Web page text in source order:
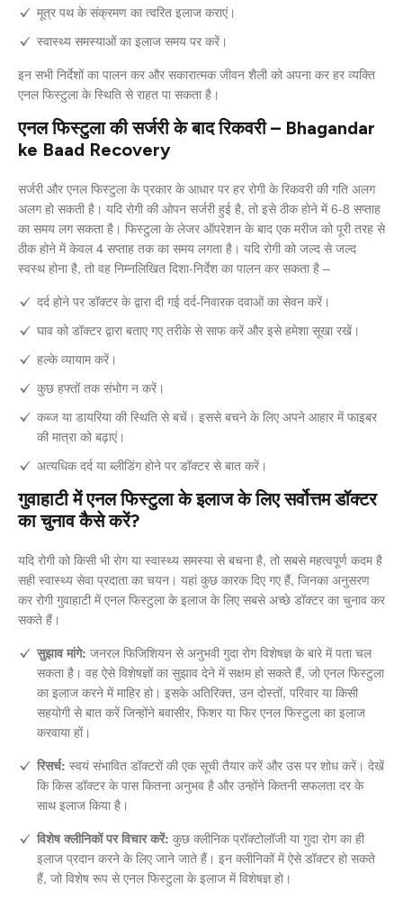
मूत्र पथ के संक्रमण का त्वरित इलाज कराएं।
स्वास्थ्य समस्याओं का इलाज समय पर करें।
इन सभी निर्देशों का पालन कर और सकारात्मक जीवन शैली को अपना कर हर व्यक्ति
एनल फिस्टुला के स्थिति से राहत पा सकता है।
एनल फिस्टुला की सर्जरी के बाद रिकवरी – Bhagandar
ke Baad Recovery
सर्जरी और एनल फिस्टुला के प्रकार के आधार पर हर रोगी के रिकवरी की गति अलग
अलग हो सकती है। यदि रोगी की ओपन सर्जरी हुई है, तो इसे ठीक होने में 6-8 सप्ताह
का समय लग सकता है। फिस्टुला के लेजर ऑपरेशन के बाद एक मरीज को पूरी तरह से
ठीक होने में केवल 4 सप्ताह तक का समय लगता है। यदि रोगी को जल्द से जल्द
स्वस्थ होना है, तो वह निम्नलिखित दिशा-निर्देश का पालन कर सकता है –
दर्द होने पर डॉक्टर के द्वारा दी गई दर्द-निवारक दवाओं का सेवन करें।
घाव को डॉक्टर द्वारा बताए गए तरीके से साफ करें और इसे हमेशा सूखा रखें।
हल्के व्यायाम करें।
कुछ हफ्तों तक संभोग न करें।
कब्ज या डायरिया की स्थिति से बचें। इससे बचने के लिए अपने आहार में फाइबर
की मात्रा को बढ़ाएं।
अत्यधिक दर्द या ब्लीडिंग होने पर डॉक्टर से बात करें।
गुवाहाटी में एनल फिस्टुला के इलाज के लिए सर्वोत्तम डॉक्टर
का चुनाव कैसे करें?
यदि रोगी को किसी भी रोग या स्वास्थ्य समस्या से बचना है, तो सबसे महत्वपूर्ण कदम है
सही स्वास्थ्य सेवा प्रदाता का चयन। यहां कुछ कारक दिए गए हैं, जिनका अनुसरण
कर रोगी गुवाहाटी में एनल फिस्टुला के इलाज के लिए सबसे अच्छे डॉक्टर का चुनाव कर
सकते हैं।
सुझाव मांगे: जनरल फिजिशियन से अनुभवी गुदा रोग विशेषज्ञ के बारे में पता चल
सकता है। वह ऐसे विशेषज्ञों का सुझाव देने में सक्षम हो सकते हैं, जो एनल फिस्टुला
का इलाज करने में माहिर हो। इसके अतिरिक्त, उन दोस्तों, परिवार या किसी
सहयोगी से बात करें जिन्होंने बवासीर, फिशर या फिर एनल फिस्टुला का इलाज
करवाया हों।
रिसर्च: स्वयं संभावित डॉक्टरों की एक सूची तैयार करें और उस पर शोध करें। देखें
कि किस डॉक्टर के पास कितना अनुभव है और उन्होंने कितनी सफलता दर के
साथ इलाज किया है।
विशेष क्लीनिकों पर विचार करें: कुछ क्लीनिक प्रॉक्टोलॉजी या गुदा रोग का ही
इलाज प्रदान करने के लिए जाने जाते हैं। इन क्लीनिकों में ऐसे डॉक्टर हो सकते
हैं, जो विशेष रूप से एनल फिस्टुला के इलाज में विशेषज्ञ हो।